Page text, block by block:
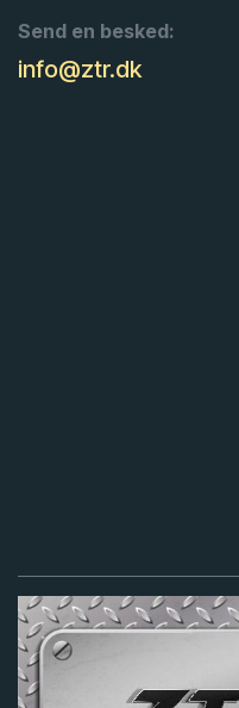
Send en besked:
info@ztr.dk